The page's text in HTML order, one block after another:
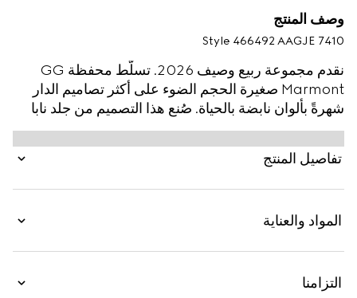
وصف المنتج
Style ‎466492 AAGJE 7410
نقدم مجموعة ربيع وصيف 2026. تسلّط محفظة GG
Marmont صغيرة الحجم الضوء على أكثر تصاميم الدار
شهرةً بألوان نابضة بالحياة. صُنع هذا التصميم من جلد نابا
مبطن بتصميم شيفرون، ويكتمل بقطعة معدنية بلمسات
نهائية باللون الذهبي.
تفاصيل المنتج
المواد والعناية
التزامنا